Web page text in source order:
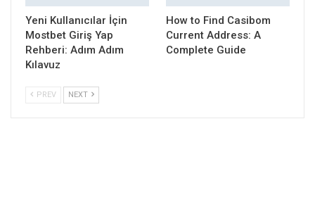
Yeni Kullanıcılar İçin
Mostbet Giriş Yap
Rehberi: Adım Adım
Kılavuz
How to Find Casibom
Current Address: A
Complete Guide
PREV NEXT